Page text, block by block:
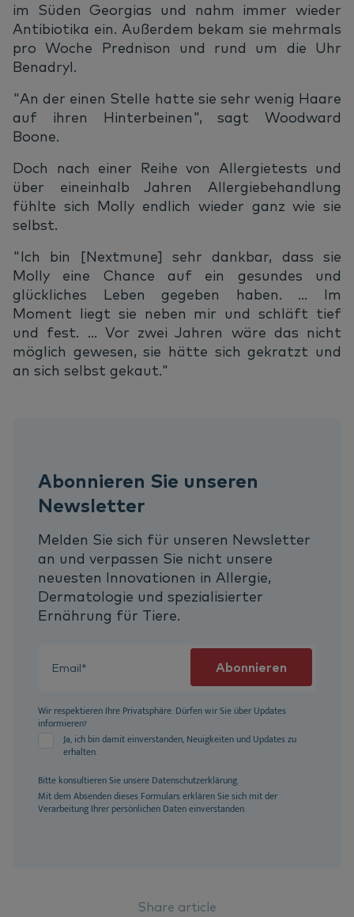
im Süden Georgias und nahm immer wieder
Antibiotika ein. Außerdem bekam sie mehrmals
pro Woche Prednison und rund um die Uhr
Benadryl.
"An der einen Stelle hatte sie sehr wenig Haare
auf ihren Hinterbeinen", sagt Woodward
Boone.
Doch nach einer Reihe von Allergietests und
über eineinhalb Jahren Allergiebehandlung
fühlte sich Molly endlich wieder ganz wie sie
selbst.
"Ich bin [Nextmune] sehr dankbar, dass sie
Molly eine Chance auf ein gesundes und
glückliches Leben gegeben haben. ... Im
Moment liegt sie neben mir und schläft tief
und fest. ... Vor zwei Jahren wäre das nicht
möglich gewesen, sie hätte sich gekratzt und
an sich selbst gekaut."
Abonnieren Sie unseren
Newsletter
Melden Sie sich für unseren Newsletter
an und verpassen Sie nicht unsere
neuesten Innovationen in Allergie,
Dermatologie und spezialisierter
Ernährung für Tiere.
Wir respektieren Ihre Privatsphäre. Dürfen wir Sie über Updates
informieren?
Ja, ich bin damit einverstanden, Neuigkeiten und Updates zu
erhalten.
Bitte konsultieren Sie unsere Datenschutzerklärung.
Mit dem Absenden dieses Formulars erklären Sie sich mit der
Verarbeitung Ihrer persönlichen Daten einverstanden.
Share article